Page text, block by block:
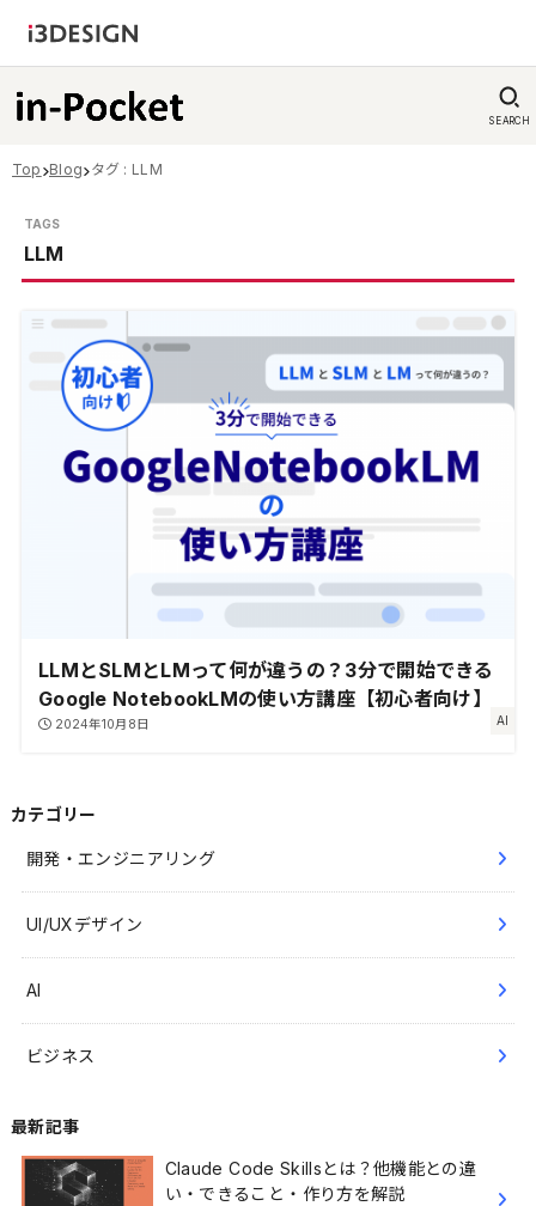
SEARCH
Top Blog タグ : LLM
LLM
AI
LLMとSLMとLMって何が違うの？3分で開始できる
Google NotebookLMの使い方講座【初心者向け】
2024年10月8日
カテゴリー
開発・エンジニアリング
UI/UXデザイン
AI
ビジネス
最新記事
Claude Code Skillsとは？他機能との違
い・できること・作り方を解説